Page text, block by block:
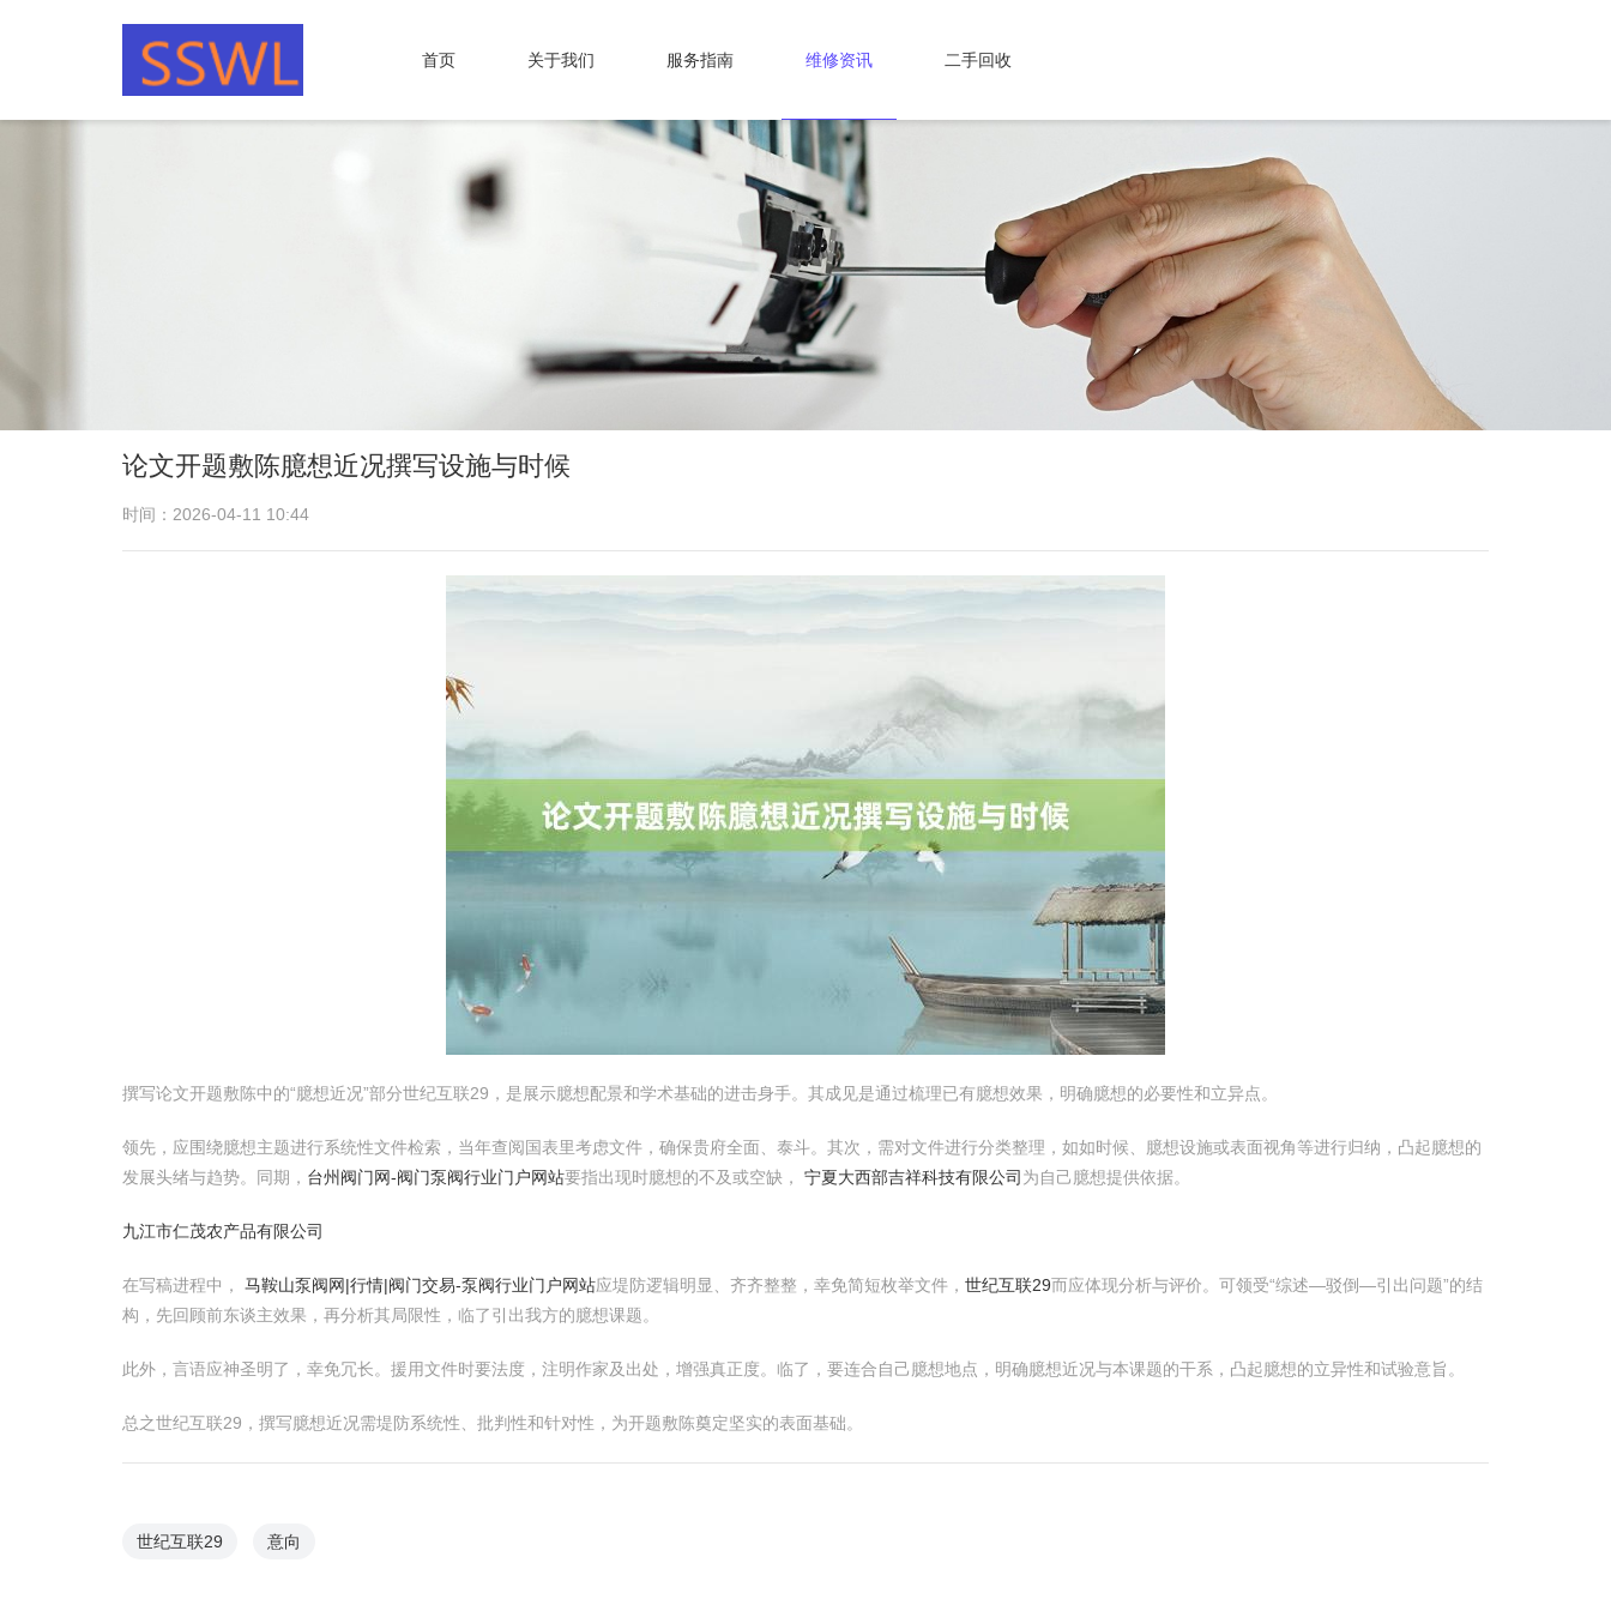
首页 关于我们 服务指南 维修资讯 二手回收
论文开题敷陈臆想近况撰写设施与时候
时间：2026-04-11 10:44
撰写论文开题敷陈中的“臆想近况”部分世纪互联29，是展示臆想配景和学术基础的进击身手。其成见是通过梳理已有臆想效果，明确臆想的必要性和立异点。
领先，应围绕臆想主题进行系统性文件检索，当年查阅国表里考虑文件，确保贵府全面、泰斗。其次，需对文件进行分类整理，如如时候、臆想设施或表面视角等进行归纳，凸起臆想的
发展头绪与趋势。同期， 台州阀门网-阀门泵阀行业门户网站要指出现时臆想的不及或空缺， 宁夏大西部吉祥科技有限公司 为自己臆想提供依据。
九江市仁茂农产品有限公司
在写稿进程中， 马鞍山泵阀网|行情|阀门交易-泵阀行业门户网站应堤防逻辑明显、齐齐整整，幸免简短枚举文件， 世纪互联29而应体现分析与评价。可领受“综述—驳倒—引出问题”的结
构，先回顾前东谈主效果，再分析其局限性，临了引出我方的臆想课题。
此外，言语应神圣明了，幸免冗长。援用文件时要法度，注明作家及出处，增强真正度。临了，要连合自己臆想地点，明确臆想近况与本课题的干系，凸起臆想的立异性和试验意旨。
总之世纪互联29，撰写臆想近况需堤防系统性、批判性和针对性，为开题敷陈奠定坚实的表面基础。
世纪互联29 意向